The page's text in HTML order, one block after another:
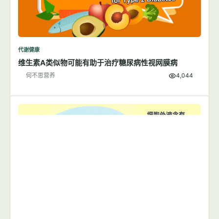
代谢健康
维生素A类似物可能有助于治疗糖尿病性视网膜病
何不思营养 4,044